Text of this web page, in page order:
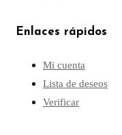
Enlaces rápidos
Mi cuenta
Lista de deseos
Verificar